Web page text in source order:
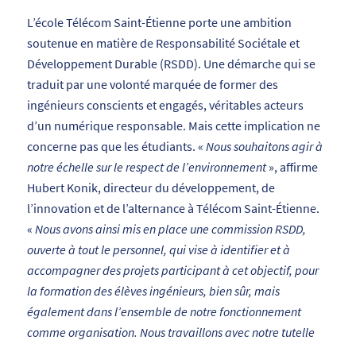
L’école Télécom Saint-Étienne porte une ambition
soutenue en matière de Responsabilité Sociétale et
Développement Durable (RSDD). Une démarche qui se
traduit par une volonté marquée de former des
ingénieurs conscients et engagés, véritables acteurs
d’un numérique responsable. Mais cette implication ne
concerne pas que les étudiants. « Nous souhaitons agir à
notre échelle sur le respect de l’environnement», affirme
Hubert Konik, directeur du développement, de
l’innovation et de l’alternance à Télécom Saint-Étienne.
« Nous avons ainsi mis en place une commission RSDD,
ouverte à tout le personnel, qui vise à identifier et à
accompagner des projets participant à cet objectif, pour
la formation des élèves ingénieurs, bien sûr, mais
également dans l’ensemble de notre fonctionnement
comme organisation. Nous travaillons avec notre tutelle